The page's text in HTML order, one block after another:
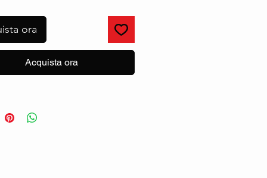
ora
Acquista ora